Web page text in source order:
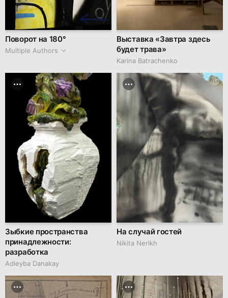
Поворот на 180°
Multiple Authors
Выставка «Завтра здесь
будет трава»
Karina Batrachenko
Зыбкие пространства
принадлежности:
разработка
Adleyba Danakay
На случай гостей
Nikita Nerikh